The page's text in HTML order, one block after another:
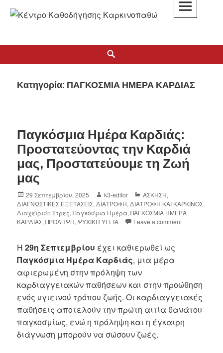
Κατηγορία: ΠΑΓΚΟΣΜΙΑ ΗΜΕΡΑ ΚΑΡΔΙΑΣ
Παγκόσμια Ημέρα Καρδιάς:
Προστατεύοντας την Καρδιά
μας, Προστατεύουμε τη Ζωή
μας
29 Σεπτεμβρίου, 2025 k3-editor ΑΣΚΗΣΗ,
ΔΙΑΓΝΩΣΤΙΚΕΣ ΕΞΕΤΑΣΕΙΣ,ΔΙΑΤΡΟΦΗ,ΔΙΑΤΡΟΦΗ ΚΑΙ ΚΑΡΚΙΝΟΣ,
Διαχείριση Στρες,Παγκόσμια Ημέρα,ΠΑΓΚΟΣΜΙΑ ΗΜΕΡΑ
ΚΑΡΔΙΑΣ,ΠΡΟΛΗΨΗ,ΨΥΧΙΚΗ ΥΓΕΙΑ Leave a comment
Η29η Σεπτεμβρίου έχει καθιερωθεί ως
Παγκόσμια Ημέρα Καρδιάς, μια μέρα
αφιερωμένη στην πρόληψη των
καρδιαγγειακών παθήσεων και στην προώθηση
ενός υγιεινού τρόπου ζωής. Οι καρδιαγγειακές
παθήσεις αποτελούν την πρώτη αιτία θανάτου
παγκοσμίως, ενώ η πρόληψη και η έγκαιρη
διάγνωση μπορούν να σώσουν ζωές.